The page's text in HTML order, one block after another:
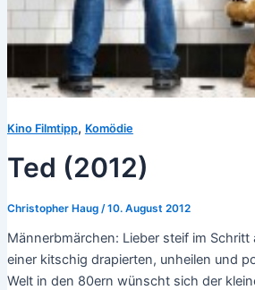
Kino Filmtipp, Komödie
Ted (2012)
Christopher Haug /10. August 2012
Männerbmärchen: Lieber steif im
einer kitschig drapierten, unheilen und
Welt in den 80ern wünscht sich der